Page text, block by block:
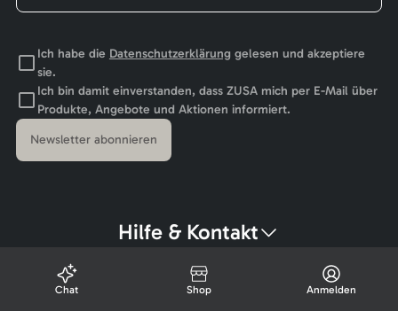
Ich habe die Datenschutzerklärunggelesen und akzeptiere
sie.
Ich bin damit einverstanden, dass ZUSA mich per E-Mail über
Produkte, Angebote und Aktionen informiert.
Newsletter abonnieren
Hilfe & Kontakt
Chat Shop Anmelden